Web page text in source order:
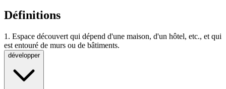
Définitions
1. Espace découvert qui dépend d'une maison, d'un hôtel, etc., et qui
est entouré de murs ou de bâtiments.
développer